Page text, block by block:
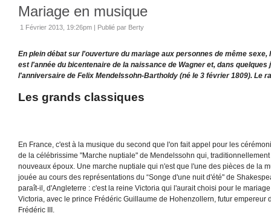
Mariage en musique
1 Février 2013, 19:26pm | Publié par Berty
En plein débat sur l'ouverture du mariage aux personnes de même
est l'année du bicentenaire de la naissance de Wagner et, dans
l'anniversaire de Felix Mendelssohn-Bartholdy (né le 3 février 1809). Le
Les grands classiques
En France, c'est à la musique du second que l'on fait appel pour les
de la célébrissime "Marche nuptiale" de Mendelssohn qui,
nouveaux époux. Une marche nuptiale qui n'est que l'une des pièces de la
jouée au cours des représentations du “Songe d'une nuit d'été" de
paraît-il, d'Angleterre : c'est la reine Victoria qui l'aurait choisi pour le
Victoria, avec le prince Frédéric Guillaume de Hohenzollern, futur empereur
Frédéric III.